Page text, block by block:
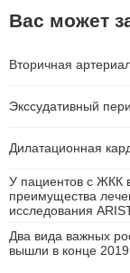
Вас может
Вторичная
Экссудативный
Дилатационная
У пациентов с ЖКК
преимущества
исследования
Два вида важных
вышли в конце 2019